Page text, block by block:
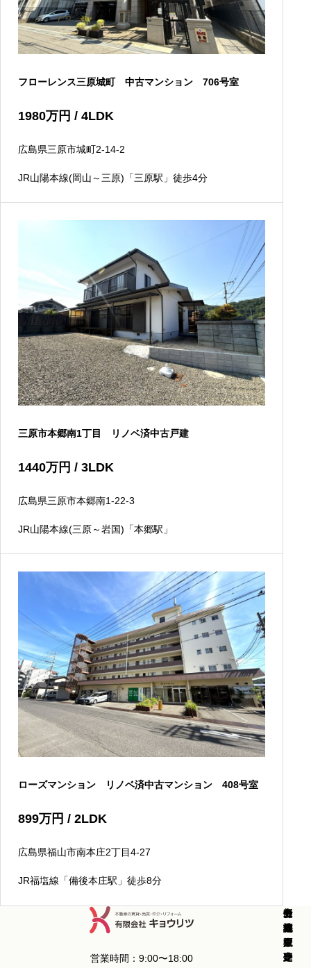
フローレンス三原城町 中古マンション 706号室
1980万円 / 4LDK
広島県三原市城町2-14-2
JR山陽本線(岡山～三原)「三原駅」徒歩4分
三原市本郷南1丁目 リノベ済中古戸建
1440万円 / 3LDK
広島県三原市本郷南1-22-3
JR山陽本線(三原～岩国)「本郷駅」
ローズマンション リノベ済中古マンション 408号室
899万円 / 2LDK
広島県福山市南本庄2丁目4-27
JR福塩線「備後本庄駅」徒歩8分
営業時間：9:00〜18:00
新
築
戸
建
中
古
戸
建
新
築
マ
ン
中
古
マ
ン
分
譲
マ
ン
土
地
販
売
売
却
査
定
コ
ラ
ム
お
知
ら
せ
会
社
概
要